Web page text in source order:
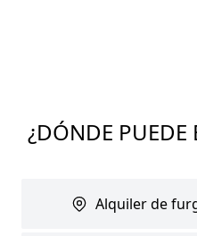
¿DÓNDE PUEDE
Alquiler de